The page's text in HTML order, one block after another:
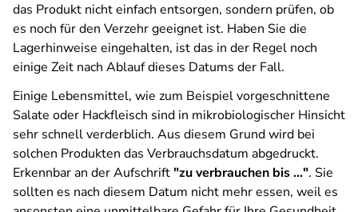
das Produkt nicht einfach entsorgen, sondern prüfen, ob
es noch für den Verzehr geeignet ist. Haben Sie die
Lagerhinweise eingehalten, ist das in der Regel noch
einige Zeit nach Ablauf dieses Datums der Fall.
Einige Lebensmittel, wie zum Beispiel vorgeschnittene
Salate oder Hackfleisch sind in mikrobiologischer Hinsicht
sehr schnell verderblich. Aus diesem Grund wird bei
solchen Produkten das Verbrauchsdatum abgedruckt.
Erkennbar an der Aufschrift"zu verbrauchen bis ...". Sie
sollten es nach diesem Datum nicht mehr essen, weil es